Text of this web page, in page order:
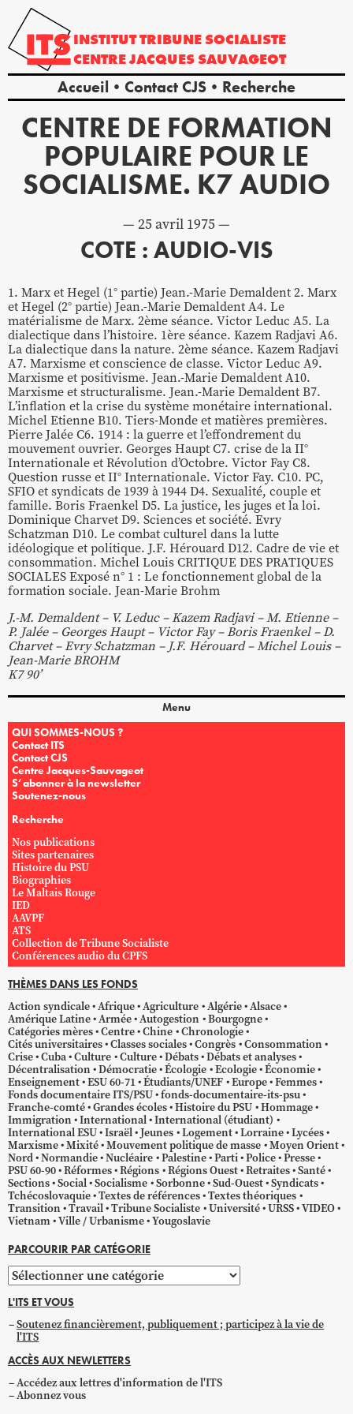
INSTITUTTRIBUNE SOCIALISTE
CENTREJACQUES SAUVAGEOT
Accueil Contact CJS Recherche
CENTRE DE FORMATION
POPULAIRE POUR LE
SOCIALISME. K7 AUDIO
25 avril 1975
COTE : AUDIO-VIS
1. Marx et Hegel (1° partie) Jean.-Marie Demaldent 2. Marx
et Hegel (2° partie) Jean.-Marie Demaldent A4. Le
matérialisme de Marx. 2ème séance. Victor Leduc A5. La
dialectique dans l’histoire. 1ère séance. Kazem Radjavi A6.
La dialectique dans la nature. 2ème séance. Kazem Radjavi
A7. Marxisme et conscience de classe. Victor Leduc A9.
Marxisme et positivisme. Jean.-Marie Demaldent A10.
Marxisme et structuralisme. Jean.-Marie Demaldent B7.
L’inflation et la crise du système monétaire international.
Michel Etienne B10. Tiers-Monde et matières premières.
Pierre Jalée C6. 1914 : la guerre et l’effondrement du
mouvement ouvrier. Georges Haupt C7. crise de la II°
Internationale et Révolution d’Octobre. Victor Fay C8.
Question russe et II° Internationale. Victor Fay. C10. PC,
SFIO et syndicats de 1939 à 1944 D4. Sexualité, couple et
famille. Boris Fraenkel D5. La justice, les juges et la loi.
Dominique Charvet D9. Sciences et société. Evry
Schatzman D10. Le combat culturel dans la lutte
idéologique et politique. J.F. Hérouard D12. Cadre de vie et
consommation. Michel Louis CRITIQUE DES PRATIQUES
SOCIALES Exposé n° 1 : Le fonctionnement global de la
formation sociale. Jean-Marie Brohm
J.-M. Demaldent – V. Leduc – Kazem Radjavi – M. Etienne –
P. Jalée – Georges Haupt – Victor Fay – Boris Fraenkel – D.
Charvet – Evry Schatzman – J.F. Hérouard – Michel Louis –
Jean-Marie BROHM
K7 90’
Menu
QUI SOMMES-NOUS ?
Contact ITS
Contact CJS
Centre Jacques-Sauvageot
S’abonner à la newsletter
Soutenez-nous
Recherche
Nos publications
Sites partenaires
Histoire du PSU
Biographies
Le Maltais Rouge
IED
AAVPF
ATS
Collection de Tribune Socialiste
Conférences audio du CPFS
THÈMES DANS LES FONDS
Action syndicale Afrique Agriculture Algérie Alsace
Amérique Latine Armée Autogestion
Bourgogne
Catégories mères Centre Chine Chronologie
Cités universitaires Classes sociales Congrès Consommation
Crise Cuba Culture Culture Débats Débats et analyses
Décentralisation Démocratie Écologie Ecologie Économie
Enseignement ESU 60-71 Étudiants/UNEF Europe Femmes
Fonds documentaire ITS/PSU fonds-documentaire-its-psu
Franche-comté Grandes écoles Histoire du PSU Hommage
Immigration International International (étudiant)
International ESU Israël Jeunes Logement Lorraine Lycées
Marxisme Mixité Mouvement politique de masse Moyen Orient
Nord Normandie Nucléaire Palestine Parti Police Presse
PSU 60-90 Réformes Régions Régions Ouest Retraites Santé
Sections Social Socialisme Sorbonne Sud-Ouest Syndicats
Tchécoslovaquie Textes de références Textes théoriques
Transition Travail Tribune Socialiste Université URSS VIDEO
Vietnam Ville / Urbanisme Yougoslavie
PARCOURIR PAR CATÉGORIE
Parcourir
par
catégorie
L'ITS ET VOUS
Soutenez financièrement, publiquement ; participez à la vie de
l'ITS
ACCÈS AUX NEWLETTERS
Accédez aux lettres d'information de l'ITS
Abonnez vous